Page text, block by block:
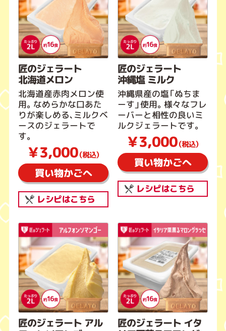
匠のジェラート
北海道メロン
北海道産赤肉メロン使
用。なめらかな口あた
りが楽しめる、ミルクベ
ースのジェラートで
す。
￥3,000（税込）
買い物かごへ
レシピはこちら
匠のジェラート
沖縄塩 ミルク
沖縄県産の塩「ぬちま
ーす」使用。様々なフレ
ーバーと相性の良いミ
ルクジェラートです。
￥3,000（税込）
買い物かごへ
レシピはこちら
匠のジェラート アル 匠のジェラート イタ